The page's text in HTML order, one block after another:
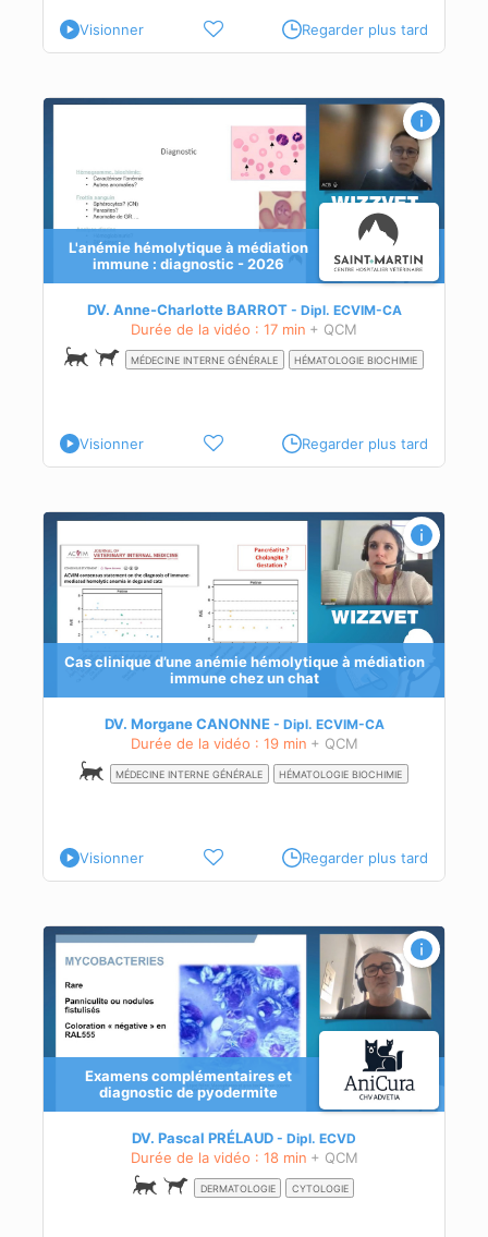
Visionner Regarder plus tard
L'anémie hémolytique à médiation
immune : diagnostic - 2026
DV. Anne-Charlotte BARROT Dipl. ECVIM-CA
Durée de la vidéo : 17 min + QCM
MÉDECINE INTERNE GÉNÉRALE HÉMATOLOGIE BIOCHIMIE
Visionner Regarder plus tard
Cas clinique d’une anémie hémolytique à médiation
immune chez un chat
DV. Morgane CANONNE Dipl. ECVIM-CA
Durée de la vidéo : 19 min + QCM
MÉDECINE INTERNE GÉNÉRALE HÉMATOLOGIE BIOCHIMIE
Visionner Regarder plus tard
Examens complémentaires et
diagnostic de pyodermite
DV. Pascal PRÉLAUD Dipl. ECVD
Durée de la vidéo : 18 min + QCM
DERMATOLOGIE CYTOLOGIE